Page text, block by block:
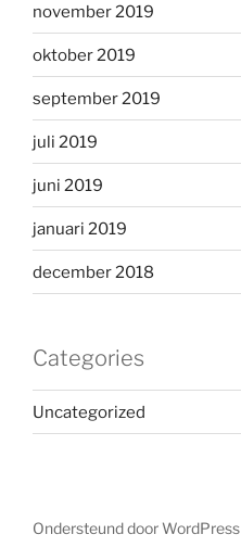
november 2019
oktober 2019
september 2019
juli 2019
juni 2019
januari 2019
december 2018
Categories
Uncategorized
Ondersteund door WordPress